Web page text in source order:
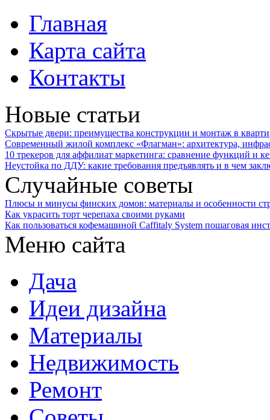
Главная
Карта сайта
Контакты
Новые статьи
Скрытые двери: преимущества конструкции и монтаж в
Современный жилой комплекс «Флагман»: архитектура,
10 трекеров для аффилиат маркетинга: сравнение функций и
Неустойка по ДДУ: какие требования предъявлять и в чем
Случайные советы
Плюсы и минусы финских домов: материалы и особенности
Как украсить торт черепаха своими руками
Как пользоваться кофемашиной Caffitaly System пошаговая
Меню сайта
Дача
Идеи дизайна
Материалы
Недвижимость
Ремонт